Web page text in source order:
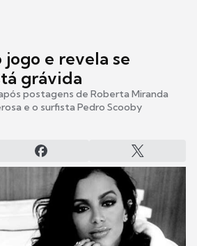
e revela se
grávida
postagens de Roberta Miranda
e o surfista Pedro Scooby